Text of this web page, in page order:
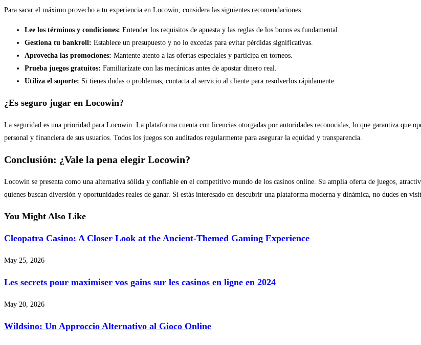
Para sacar el máximo provecho a tu experiencia en Locowin, considera las siguientes recomendaciones:
Lee los términos y condiciones: Entender los requisitos de apuesta y las reglas de los bonos es fundamental.
Gestiona tu bankroll: Establece un presupuesto y no lo excedas para evitar pérdidas significativas.
Aprovecha las promociones: Mantente atento a las ofertas especiales y participa en torneos.
Prueba juegos gratuitos: Familiarízate con las mecánicas antes de apostar dinero real.
Utiliza el soporte: Si tienes dudas o problemas, contacta al servicio al cliente para resolverlos rápidamente.
¿Es seguro jugar en Locowin?
La seguridad es una prioridad para Locowin. La plataforma cuenta con licencias otorgadas por autoridades reconocidas, lo que garantiza que
personal y financiera de sus usuarios. Todos los juegos son auditados regularmente para asegurar la equidad y transparencia.
Conclusión: ¿Vale la pena elegir Locowin?
Locowin se presenta como una alternativa sólida y confiable en el competitivo mundo de los casinos online. Su amplia oferta de juegos,
quienes buscan diversión y oportunidades reales de ganar. Si estás interesado en descubrir una plataforma moderna y dinámica, no dudes en
You Might Also Like
Cleopatra Casino: A Closer Look at the Ancient-Themed Gaming Experience
May 25, 2026
Les secrets pour maximiser vos gains sur les casinos en ligne en 2024
May 20, 2026
Wildsino: Un Approccio Alternativo al Gioco Online